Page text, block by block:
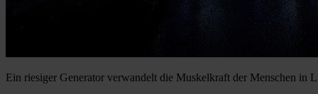
Ein riesiger Generator verwandelt die Muskelkraft der Menschen in